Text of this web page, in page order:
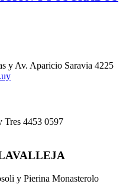
y Av. Aparicio Saravia 4225
Tres 4453 0597
y Pierina Monasterolo